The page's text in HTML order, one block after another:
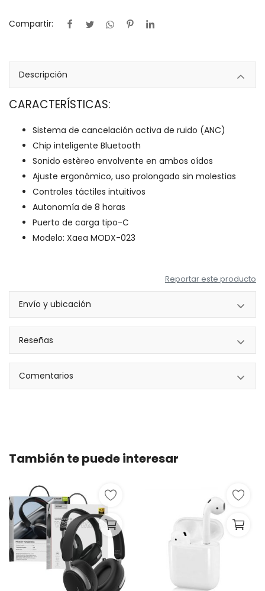
Compartir:
Descripción
CARACTERÍSTICAS:
Sistema de cancelación activa de ruido (ANC)
Chip inteligente Bluetooth
Sonido estèreo envolvente en ambos oídos
Ajuste ergonómico, uso prolongado sin molestias
Controles táctiles intuitivos
Autonomía de 8 horas
Puerto de carga tipo-C
Modelo: Xaea MODX-023
Reportar este producto
Envío y ubicación
Reseñas
Comentarios
También te puede interesar